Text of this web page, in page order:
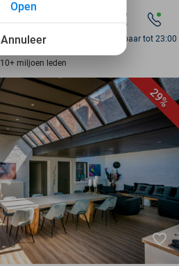
per week beschikbaar
10+ miljoen leden
9,4
15.000+ deals
per week beschikbaar
10+ miljoen leden
Bereikbaar tot 23:00
29%
favorite_border
Annuleer
Open